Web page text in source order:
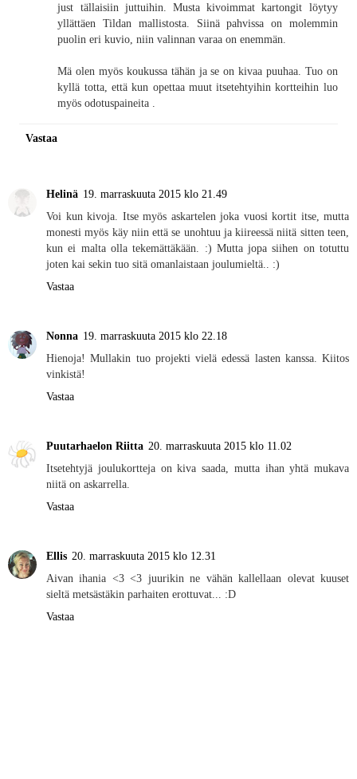
just tällaisiin juttuihin. Musta kivoimmat kartongit löytyy
yllättäen Tildan mallistosta. Siinä pahvissa on molemmin
puolin eri kuvio, niin valinnan varaa on enemmän.
Mä olen myös koukussa tähän ja se on kivaa puuhaa. Tuo on
kyllä totta, että kun opettaa muut itsetehtyihin kortteihin luo
myös odotuspaineita .
Vastaa
Helinä 19. marraskuuta 2015 klo 21.49
Voi kun kivoja. Itse myös askartelen joka vuosi kortit itse, mutta
monesti myös käy niin että se unohtuu ja kiireessä niitä sitten teen,
kun ei malta olla tekemättäkään. :) Mutta jopa siihen on totuttu
joten kai sekin tuo sitä omanlaistaan joulumieltä.. :)
Vastaa
Nonna 19. marraskuuta 2015 klo 22.18
Hienoja! Mullakin tuo projekti vielä edessä lasten kanssa. Kiitos
vinkistä!
Vastaa
Puutarhaelon Riitta 20. marraskuuta 2015 klo 11.02
Itsetehtyjä joulukortteja on kiva saada, mutta ihan yhtä mukava
niitä on askarrella.
Vastaa
Ellis 20. marraskuuta 2015 klo 12.31
Aivan ihania <3 <3 juurikin ne vähän kallellaan olevat kuuset
sieltä metsästäkin parhaiten erottuvat... :D
Vastaa